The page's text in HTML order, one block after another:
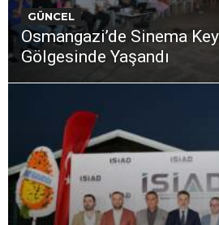
GÜNCEL
Osmangazi’de Sinema
Gölgesinde Yaşandı